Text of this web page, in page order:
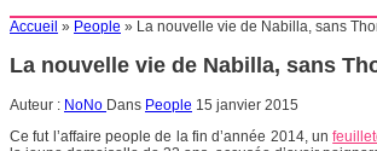
Accueil » People » La nouvelle vie de Nabilla, sans
La nouvelle vie de Nabilla, sans
Auteur : NoNo Dans People 15 janvier 2015
Ce fut l’affaire people de la fin d’année 2014, un